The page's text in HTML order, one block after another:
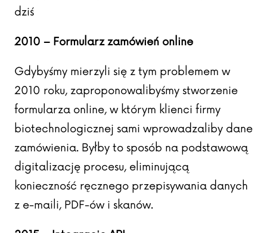
dziś
2010 – Formularz zamówień online
Gdybyśmy mierzyli się z tym problemem w
2010 roku, zaproponowalibyśmy stworzenie
formularza online, w którym klienci firmy
biotechnologicznej sami wprowadzaliby dane
zamówienia. Byłby to sposób na podstawową
digitalizację procesu, eliminującą
konieczność ręcznego przepisywania danych
z e-maili, PDF-ów i skanów.